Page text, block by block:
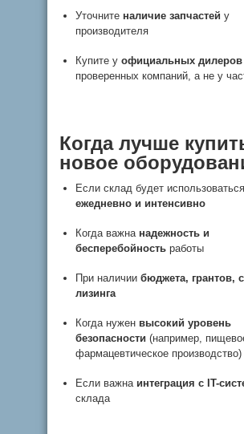
Уточните наличие запчастей у
производителя
Купите у официальных дилеров
проверенных компаний, а не у
Когда лучше
новое
Если склад будет использоваться
ежедневно и интенсивно
Когда важна надежность и
бесперебойность работы
При наличии бюджета, грантов,
лизинга
Когда нужен высокий уровень
безопасности (например,
фармацевтическое производство)
Если важна интеграция с IT-
склада